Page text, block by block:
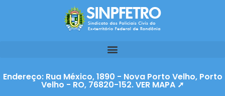
Endereço: Rua México, 1890 - Nova Porto Velho, Porto
Velho - RO, 76820-152. VER MAPA ➚